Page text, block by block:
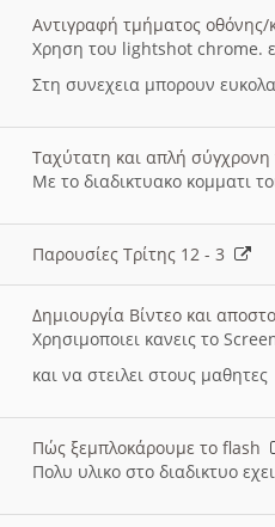
Αντιγραφή τμήματος
Χρηση του lightshot chrome.
Στη συνεχεια μπορουν
Ταχύτατη και απλή
Με το διαδικτυακο κομματι
Παρουσίες Τρίτης 12 - 3
Δημιουργία Βίντεο και
Χρησιμοποιει κανεις το
και να στειλει στους μαθητες
Πώς ξεμπλοκάρουμε το flash
Πολυ υλικο στο διαδικτυο